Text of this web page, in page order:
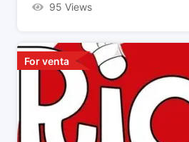
95 Views
For venta